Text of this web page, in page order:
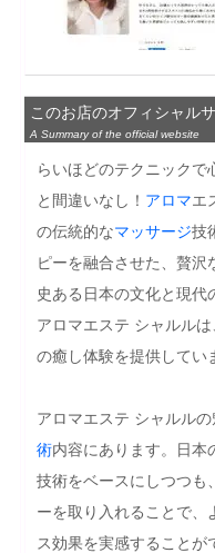
このお店のオフィシャル
A Summary of the official website
らいほどのテクニックで
と間違いなし！ アロマエ
の伝統的なマッサージ技
ピーを融合させた、贅沢
史ある日本の文化と現代
アロマエステ シャルル
の癒し体験を提供してい
アロマエステ シャルル
術内容にあります。日本
技術をベースにしつつも
ーを取り入れることで、
ス効果を実感することが